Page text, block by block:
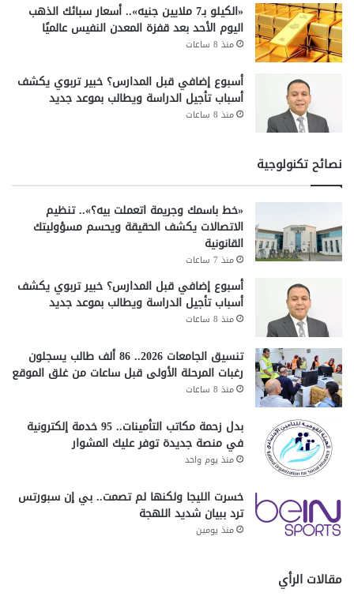
«الكيلو بـ7 ملايين جنيه».. أسعار سبائك الذهب
اليوم الأحد بعد قفزة المعدن النفيس عالميًا
منذ 8 ساعات
أسبوع إضافي قبل المدارس؟ خبير تربوي يكشف
أسباب تأجيل الدراسة ويطالب بموعد جديد
منذ 8 ساعات
نصائح تكنولوجية
«خط باسمك وجريمة اتعملت بيه؟».. تنظيم
الاتصالات يكشف الحقيقة ويحسم مسؤوليتك
القانونية
منذ 7 ساعات
أسبوع إضافي قبل المدارس؟ خبير تربوي يكشف
أسباب تأجيل الدراسة ويطالب بموعد جديد
منذ 8 ساعات
تنسيق الجامعات 2026.. 86 ألف طالب يسجلون
رغبات المرحلة الأولى قبل ساعات من غلق الموقع
منذ 8 ساعات
بدل زحمة مكاتب التأمينات.. 95 خدمة إلكترونية
في منصة جديدة توفر عليك المشوار
منذ يوم واحد
خسرت الليجا ولكنها لم تصمت.. بي إن سبورتس
ترد ببيان شديد اللهجة
منذ يومين
مقالات الرأي